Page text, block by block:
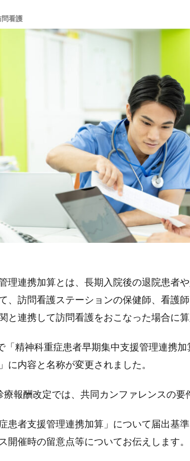
看護
理連携加算とは、長期入院後の退院患者
、訪問看護ステーションの保健師、看護
と連携して訪問看護をおこなった場合に算
「精神科重症患者早期集中支援管理連携
に内容と名称が変更されました。
報酬改定では、共同カンファレンスの要
患者支援管理連携加算」について届出基準
開催時の留意点等についてお伝えします。